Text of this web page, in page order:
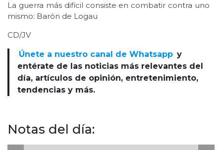
La guerra más difícil consiste en combatir contra uno
mismo: Barón de Logau
CD/JV
Únete a nuestro canal de Whatsapp y
entérate de las noticias más relevantes del
día, artículos de opinión, entretenimiento,
tendencias y más.
Notas del día: